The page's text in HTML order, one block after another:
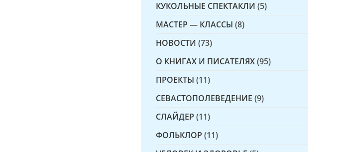
КУКОЛЬНЫЕ СПЕКТАКЛИ (5)
МАСТЕР — КЛАССЫ (8)
НОВОСТИ (73)
О КНИГАХ И ПИСАТЕЛЯХ(95)
ПРОЕКТЫ (11)
СЕВАСТОПОЛЕВЕДЕНИЕ (9)
СЛАЙДЕР (11)
ФОЛЬКЛОР (11)